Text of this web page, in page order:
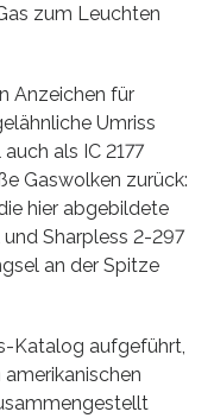
zum Leuchten
Anzeichen für
Umriss
als IC 2177
Gaswolken zurück:
hier abgebildete
Sharpless 2-297
an der Spitze
Katalog aufgeführt,